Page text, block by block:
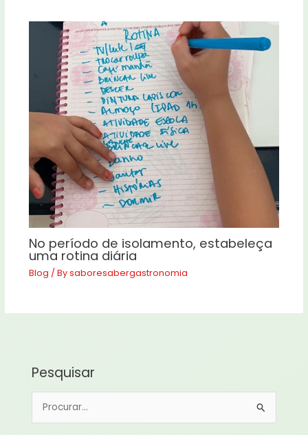
No período de isolamento, estabeleça
uma rotina diária
Blog / Bysaboresabergastronomia
Pesquisar